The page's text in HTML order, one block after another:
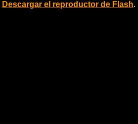
Descargar el reproductor de Flash.